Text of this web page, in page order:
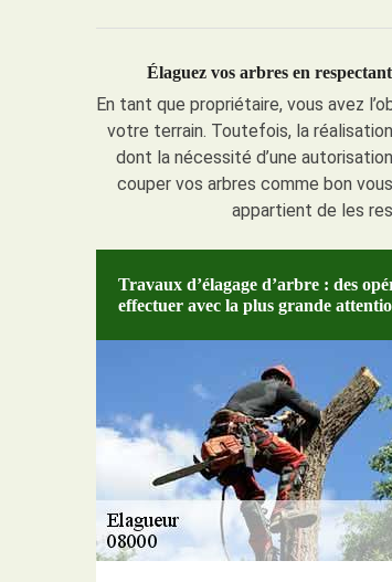
Élaguez vos arbres en
En tant que propriétaire, vous avez
votre terrain. Toutefois, la
dont la nécessité d’une
couper vos arbres comme bon
appartient de les
Travaux d’élagage d’arbre : des
effectuer avec la plus grande